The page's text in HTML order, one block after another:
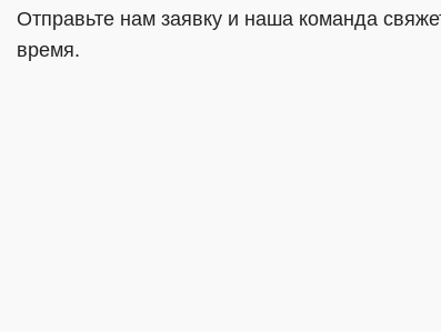
Отправьте нам заявку и наша команда
время.